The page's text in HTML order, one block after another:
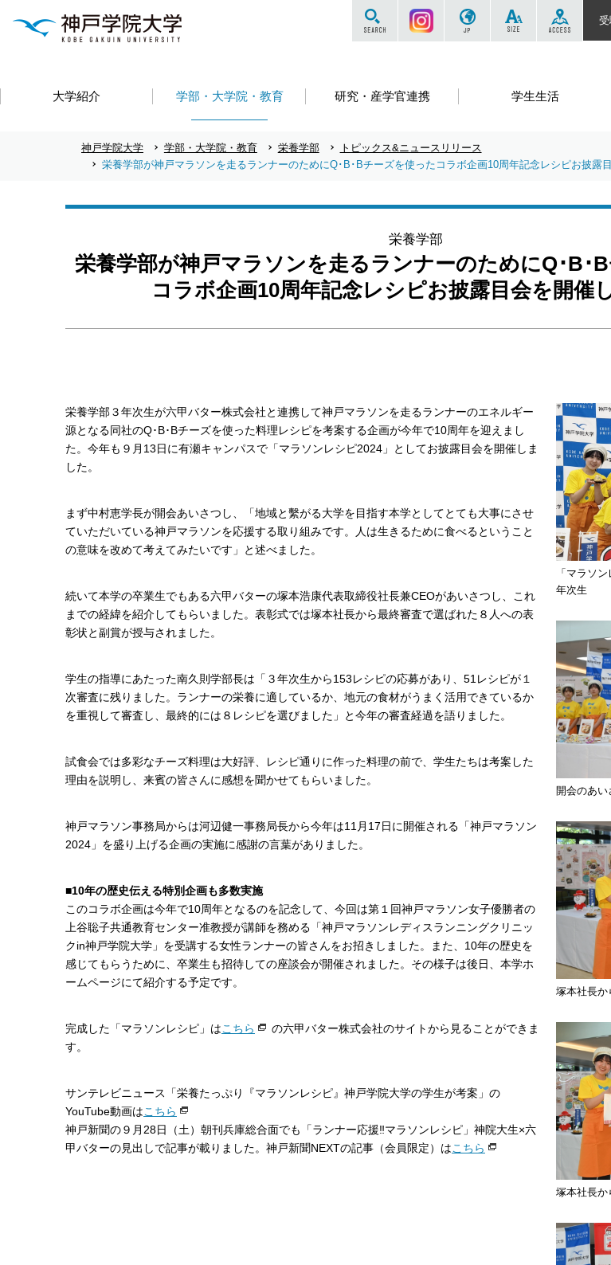
大学紹介 学部・大学院・教育 研究・産学官連携 学生生活
サイト内を検索する
Instagram SIZE
神戸学院大学 学部・大学院・教育 栄養学部
トピックス&ニュースリリース
栄養学部が神戸マラソンを走るランナーのためにQ･B･Bチーズを使ったコラボ企画10周年記念レシピお披露
栄養学部
栄養学部が神戸マラソンを走るランナーのためにQ･B･
コラボ企画10周年記念レシピお披露目会を開催
「マラソ
年次生
開会のあ
塚本社長か
塚本社長か
栄養学部３年次生が六甲バター株式会社と連携して神戸マラソンを走るランナーのエネルギー
源となる同社のQ･B･Bチーズを使った料理レシピを考案する企画が今年で10周年を迎えまし
た。今年も９月13日に有瀬キャンパスで「マラソンレシピ2024」としてお披露目会を開催しま
した。
まず中村恵学長が開会あいさつし、「地域と繫がる大学を目指す本学としてとても大事にさせ
ていただいている神戸マラソンを応援する取り組みです。人は生きるために食べるということ
の意味を改めて考えてみたいです」と述べました。
続いて本学の卒業生でもある六甲バターの塚本浩康代表取締役社長兼CEOがあいさつし、これ
までの経緯を紹介してもらいました。表彰式では塚本社長から最終審査で選ばれた８人への表
彰状と副賞が授与されました。
学生の指導にあたった南久則学部長は「３年次生から153レシピの応募があり、51レシピが１
次審査に残りました。ランナーの栄養に適しているか、地元の食材がうまく活用できているか
を重視して審査し、最終的には８レシピを選びました」と今年の審査経過を語りました。
試食会では多彩なチーズ料理は大好評、レシピ通りに作った料理の前で、学生たちは考案した
理由を説明し、来賓の皆さんに感想を聞かせてもらいました。
神戸マラソン事務局からは河辺健一事務局長から今年は11月17日に開催される「神戸マラソン
2024」を盛り上げる企画の実施に感謝の言葉がありました。
■10年の歴史伝える特別企画も多数実施
このコラボ企画は今年で10周年となるのを記念して、今回は第１回神戸マラソン女子優勝者の
上谷聡子共通教育センター准教授が講師を務める「神戸マラソンレディスランニングクリニッ
クin神戸学院大学」を受講する女性ランナーの皆さんをお招きしました。また、10年の歴史を
感じてもらうために、卒業生も招待しての座談会が開催されました。その様子は後日、本学ホ
ームページにて紹介する予定です。
完成した「マラソンレシピ」はこちら
の六甲バター株式会社のサイトから見ることができま
す。
サンテレビニュース「栄養たっぷり『マラソンレシピ』神戸学院大学の学生が考案」の
YouTube動画はこちら
神戸新聞の９月28日（土）朝刊兵庫総合面でも「ランナー応援‼マラソンレシピ」神院大生×六
甲バターの見出しで記事が載りました。神戸新聞NEXTの記事（会員限定）はこちら